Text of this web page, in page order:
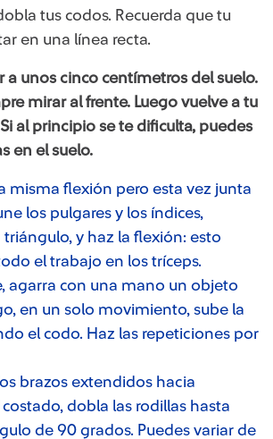
tus codos. Recuerda que tu
en una línea recta.
a unos cinco centímetros del suelo.
mirar al frente. Luego vuelve a tu
al principio se te dificulta, puedes
en el suelo.
misma flexión pero esta vez junta
los pulgares y los índices,
y haz la flexión: esto
el trabajo en los tríceps.
agarra con una mano un objeto
en un solo movimiento, sube la
el codo. Haz las repeticiones por
brazos extendidos hacia
dobla las rodillas hasta
de 90 grados. Puedes variar de